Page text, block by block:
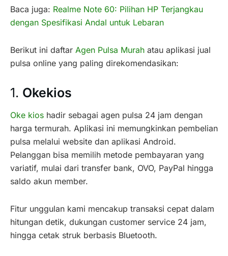
Baca juga: Realme Note 60: Pilihan HP Terjangkau
dengan Spesifikasi Andal untuk Lebaran
Berikut ini daftar Agen Pulsa Murah atau aplikasi jual
pulsa online yang paling direkomendasikan:
1. Okekios
Oke kios hadir sebagai agen pulsa 24 jam dengan
harga termurah. Aplikasi ini memungkinkan pembelian
pulsa melalui website dan aplikasi Android.
Pelanggan bisa memilih metode pembayaran yang
variatif, mulai dari transfer bank, OVO, PayPal hingga
saldo akun member.
Fitur unggulan kami mencakup transaksi cepat dalam
hitungan detik, dukungan customer service 24 jam,
hingga cetak struk berbasis Bluetooth.